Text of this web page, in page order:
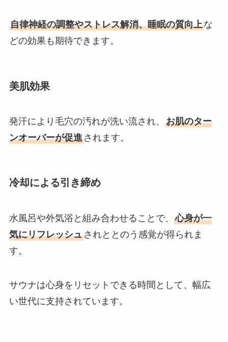
自律神経の調整やストレス解消、睡眠の質向上な
どの効果も期待できます。
美肌効果
発汗により毛穴の汚れが洗い流され、 お肌のター
ンオーバーが促進されます。
冷却による引き締め
水風呂や外気浴と組み合わせることで、 心身が一
気にリフレッシュされととのう感覚が得られま
す。
サウナは心身をリセットできる時間として、幅広
い世代に支持されています。